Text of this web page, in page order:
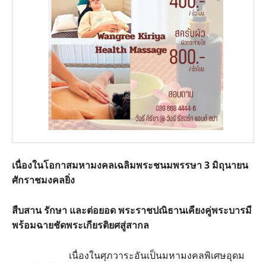
เนื่องในโอกาสมหามงคลเฉลิมพระชนมพรรษา 3 มิถุนายน
ศักราชมงคลยิ่ง
สืบสาน รักษา และต่อยอด พระราชปณิธานเคียงคู่พระบารมี
พร้อมฉายชัดพระเกียรติยศสู่สากล
เนื่องในศุภวาระอันเป็นมหามงคลพิเศษอุดม